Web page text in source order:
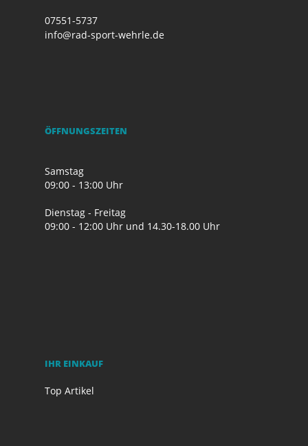
07551-5737
info@rad-sport-wehrle.de
ÖFFNUNGSZEITEN
Samstag
09:00 - 13:00 Uhr
Dienstag - Freitag
09:00 - 12:00 Uhr und 14.30-18.00 Uhr
IHR EINKAUF
Top Artikel